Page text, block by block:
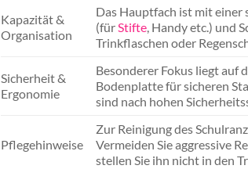
Kapazität &
Organisation
Das Hauptfach ist mit einer
(fürStifte, Handy etc.) und
Trinkflaschen oder
Sicherheit &
Ergonomie
Besonderer Fokus liegt auf
Bodenplatte für sicheren
sind nach hohen
Pflegehinweise
Zur Reinigung des
Vermeiden Sie aggressive
stellen Sie ihn nicht in den